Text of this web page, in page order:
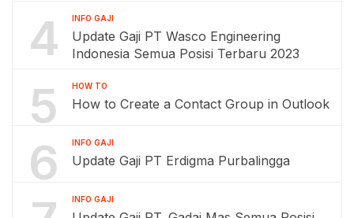
4 INFO GAJI
Update Gaji PT Wasco Engineering
Indonesia Semua Posisi Terbaru 2023
5 HOW TO
How to Create a Contact Group in Outlook
6 INFO GAJI
Update Gaji PT Erdigma Purbalingga
INFO GAJI